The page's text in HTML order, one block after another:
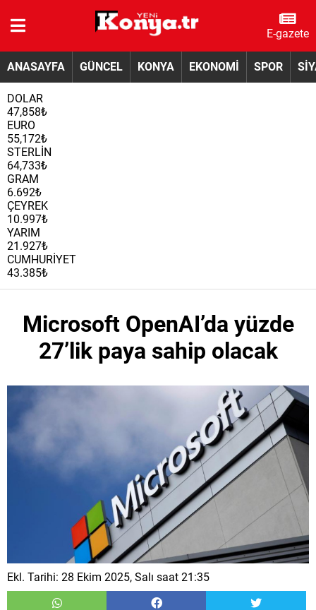
E-gazete
ANASAYFA GÜNCEL KONYA EKONOMİ SPOR
DOLAR
47,858₺
EURO
55,172₺
STERLİN
64,733₺
GRAM
6.692₺
ÇEYREK
10.997₺
YARIM
21.927₺
CUMHURİYET
43.385₺
Microsoft OpenAI’da yüzde
27’lik paya sahip olacak
Ekl. Tarihi: 28 Ekim 2025, Salı saat 21:35